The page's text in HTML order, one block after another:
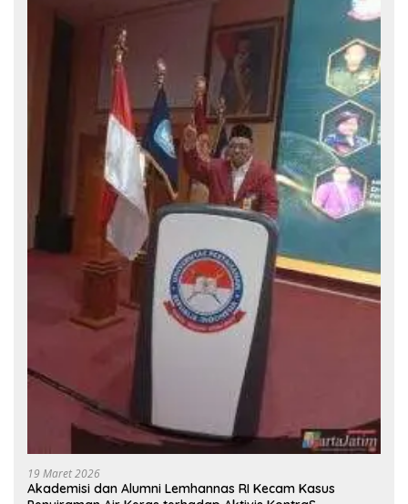
19 Maret 2026
Akademisi dan Alumni Lemhannas RI Kecam Kasus